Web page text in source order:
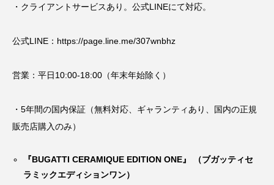
・クライアントサービスあり。公式LINEにて対応。
公式LINE： https://page.line.me/307wnbhz
営業：平日10:00-18:00（年末年始除く）
・5年間の国内保証（無料対応、ギャランティあり、国内の正規
販売店購入のみ）
『BUGATTI CERAMIQUE EDITION ONE』 （ブガッティセ
ラミックエディションワン）